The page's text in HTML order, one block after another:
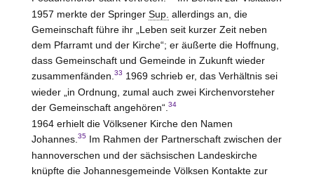
1957 merkte der Springer Sup. allerdings an, die
Gemeinschaft führe ihr „Leben seit kurzer Zeit neben
dem Pfarramt und der Kirche“; er äußerte die Hoffnung,
dass Gemeinschaft und Gemeinde in Zukunft wieder
zusammenfänden. 33 1969 schrieb er, das Verhältnis sei
wieder „in Ordnung, zumal auch zwei Kirchenvorsteher
der Gemeinschaft angehören“. 34
1964 erhielt die Völksener Kirche den Namen
Johannes. 35Im Rahmen der Partnerschaft zwischen der
hannoverschen und der sächsischen Landeskirche
knüpfte die Johannesgemeinde Völksen Kontakte zur